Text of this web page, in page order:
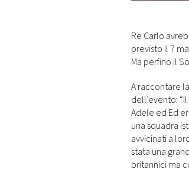
RMC
CONSIGLIA
Re Carlo
previsto il 7
Ma perfino il
A raccontare
dell’evento:
Adele ed Ed
una squadra
avvicinati a
stata una
britannici ma